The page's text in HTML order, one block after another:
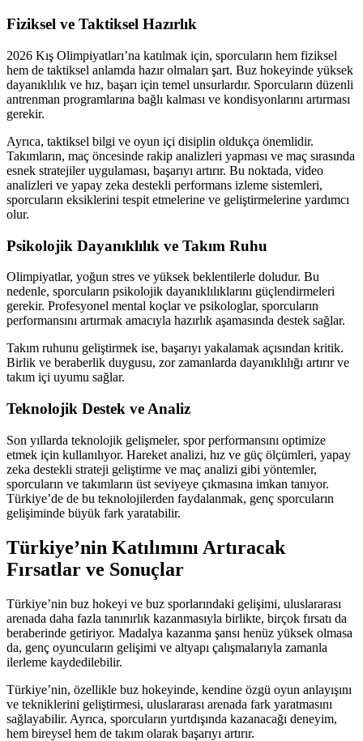
Fiziksel ve Taktiksel Hazırlık
2026 Kış Olimpiyatları’na katılmak için, sporcuların hem fiziksel
hem de taktiksel anlamda hazır olmaları şart. Buz hokeyinde yüksek
dayanıklılık ve hız, başarı için temel unsurlardır. Sporcuların düzenli
antrenman programlarına bağlı kalması ve kondisyonlarını artırması
gerekir.
Ayrıca, taktiksel bilgi ve oyun içi disiplin oldukça önemlidir.
Takımların, maç öncesinde rakip analizleri yapması ve maç sırasında
esnek stratejiler uygulaması, başarıyı artırır. Bu noktada, video
analizleri ve yapay zeka destekli performans izleme sistemleri,
sporcuların eksiklerini tespit etmelerine ve geliştirmelerine yardımcı
olur.
Psikolojik Dayanıklılık ve Takım Ruhu
Olimpiyatlar, yoğun stres ve yüksek beklentilerle doludur. Bu
nedenle, sporcuların psikolojik dayanıklılıklarını güçlendirmeleri
gerekir. Profesyonel mental koçlar ve psikologlar, sporcuların
performansını artırmak amacıyla hazırlık aşamasında destek sağlar.
Takım ruhunu geliştirmek ise, başarıyı yakalamak açısından kritik.
Birlik ve beraberlik duygusu, zor zamanlarda dayanıklılığı artırır ve
takım içi uyumu sağlar.
Teknolojik Destek ve Analiz
Son yıllarda teknolojik gelişmeler, spor performansını optimize
etmek için kullanılıyor. Hareket analizi, hız ve güç ölçümleri, yapay
zeka destekli strateji geliştirme ve maç analizi gibi yöntemler,
sporcuların ve takımların üst seviyeye çıkmasına imkan tanıyor.
Türkiye’de de bu teknolojilerden faydalanmak, genç sporcuların
gelişiminde büyük fark yaratabilir.
Türkiye’nin Katılımını Artıracak
Fırsatlar ve Sonuçlar
Türkiye’nin buz hokeyi ve buz sporlarındaki gelişimi, uluslararası
arenada daha fazla tanınırlık kazanmasıyla birlikte, birçok fırsatı da
beraberinde getiriyor. Madalya kazanma şansı henüz yüksek olmasa
da, genç oyuncuların gelişimi ve altyapı çalışmalarıyla zamanla
ilerleme kaydedilebilir.
Türkiye’nin, özellikle buz hokeyinde, kendine özgü oyun anlayışını
ve tekniklerini geliştirmesi, uluslararası arenada fark yaratmasını
sağlayabilir. Ayrıca, sporcuların yurtdışında kazanacağı deneyim,
hem bireysel hem de takım olarak başarıyı artırır.